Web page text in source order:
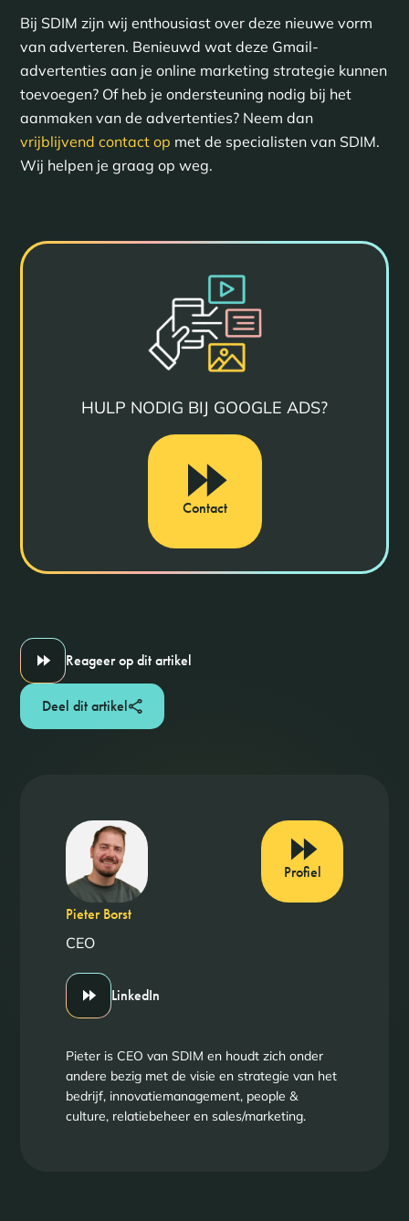
Bij SDIM zijn wij enthousiast over deze nieuwe vorm
van adverteren. Benieuwd wat deze Gmail-
advertenties aan je online marketing strategie kunnen
toevoegen? Of heb je ondersteuning nodig bij het
aanmaken van de advertenties? Neem dan
vrijblijvend contact op met de specialisten van SDIM.
Wij helpen je graag op weg.
HULP NODIG BIJ GOOGLE ADS?
Contact
Reageer op dit artikel
Deel dit artikel
Pieter Borst
CEO
LinkedIn
Profiel
Pieter is CEO van SDIM en houdt zich onder
andere bezig met de visie en strategie van het
bedrijf, innovatiemanagement, people &
culture, relatiebeheer en sales/marketing.